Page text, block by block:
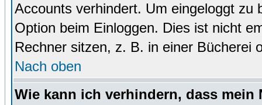
Accounts verhindert. Um eingeloggt zu
Option beim Einloggen. Dies ist nicht
Rechner sitzen, z. B. in einer Bücherei
Nach oben
Wie kann ich verhindern, dass